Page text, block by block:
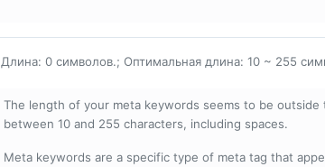
Длина: 0 символов.; Оптимальная длина: 10 ~ 255
The length of your meta keywords seems to be
between 10 and 255 characters, including spaces.
Meta keywords are a specific type of meta tag that